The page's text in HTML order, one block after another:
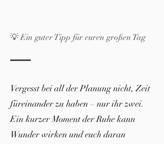
💡 Ein guter Tipp für euren großen Tag
Vergesst bei all der Planung nicht, Zeit
füreinander zu haben – nur ihr zwei.
Ein kurzer Moment der Ruhe kann
Wunder wirken und euch daran